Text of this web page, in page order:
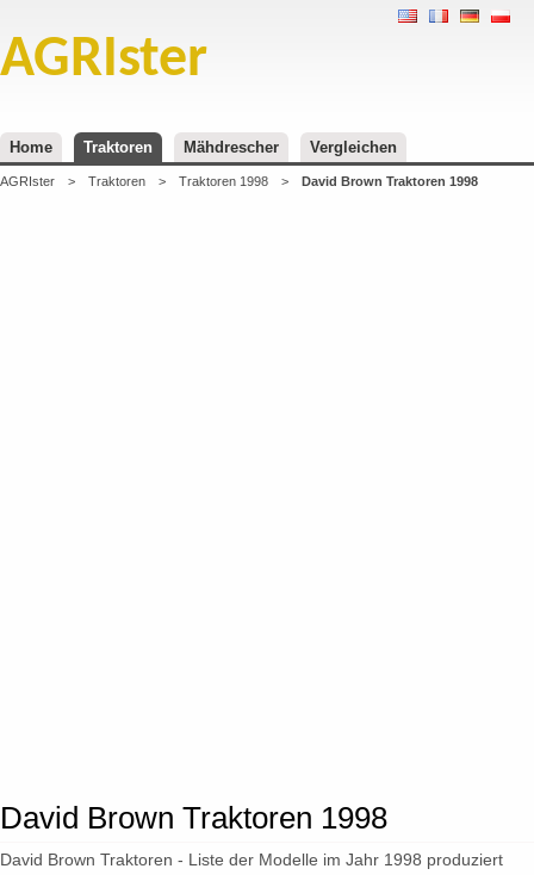
AGRIster
Home Traktoren Mähdrescher Vergleichen
AGRIster > Traktoren > Traktoren 1998 > David Brown Traktoren 1998
David Brown Traktoren 1998
David Brown Traktoren - Liste der Modelle im Jahr 1998 produziert